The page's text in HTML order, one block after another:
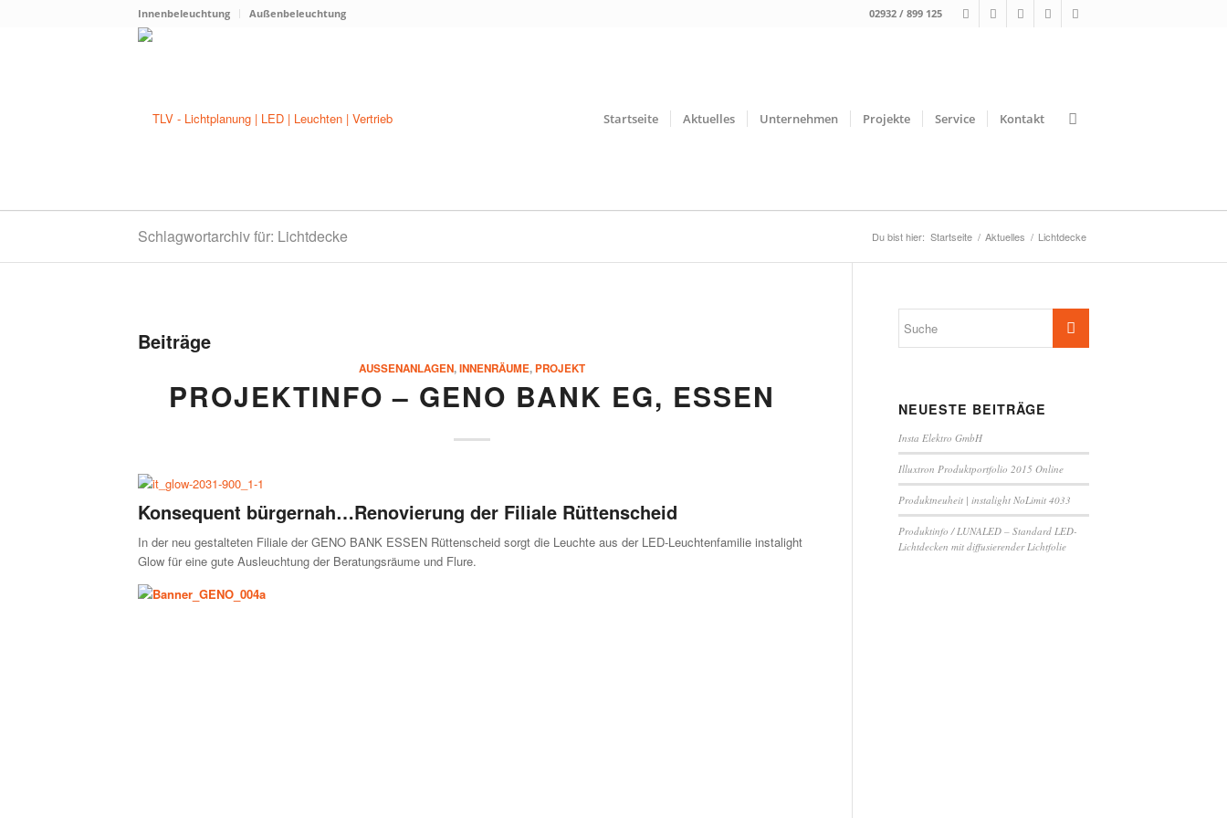
Innenbeleuchtung Außenbeleuchtung 02932 / 899 125
Startseite Aktuelles Unternehmen Projekte Service Kontakt
Schlagwortarchiv für: Lichtdecke Du bist hier: Startseite / Aktuelles / Lichtdecke
Beiträge
AUSSENANLAGEN ,INNENRÄUME,PROJEKT
PROJEKTINFO – GENO BANK EG, ESSEN
Konsequent bürgernah…Renovierung der Filiale Rüttenscheid
In der neu gestalteten Filiale der GENO BANK ESSEN Rüttenscheid sorgt die Leuchte aus der LED-Leuchtenfamilie instalight
Glow für eine gute Ausleuchtung der Beratungsräume und Flure.
NEUESTE BEITRÄGE
Insta Elektro GmbH
Illuxtron Produktportfolio 2015 Online
Produktneuheit | instalight NoLimit 4033
Produktinfo / LUNALED – Standard LED-
Lichtdecken mit diffusierender Lichtfolie